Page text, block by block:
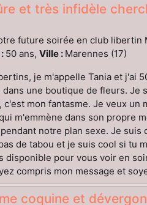
et très infidèle
future soirée en club libertin
50 ans, Ville : Marennes (17)
je m'appelle Tania et j'ai
une boutique de fleurs.
c'est mon fantasme. Je veux
m'emmène dans son propre
notre plan sexe. Je
de tabou et je suis cool si tu
disponible pour vous voir en
compris mon message et
coquine et